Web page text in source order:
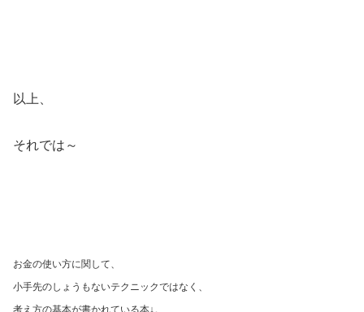
以上、
それでは～
お金の使い方に関して、
小手先のしょうもないテクニックではなく、
考え方の基本が書かれている本↓。